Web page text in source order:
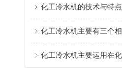
化工冷水机的技术与特点